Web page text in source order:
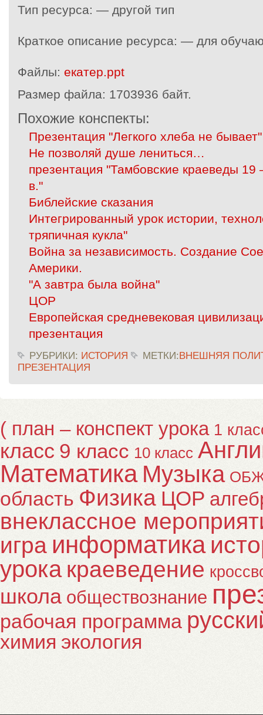
Тип ресурса: — другой тип
Краткое описание ресурса: — для
Файлы: екатер.ppt
Размер файла: 1703936 байт.
Похожие конспекты:
Презентация "Легкого хлеба не бывает"
Не позволяй душе лениться…
презентация "Тамбовские краеведы
в."
Библейские сказания
Интегрированный урок истории,
тряпичная кукла"
Война за независимость. Создание
Америки.
"А завтра была война"
ЦОР
Европейская средневековая
презентация
РУБРИКИ: ИСТОРИЯ МЕТКИ:ВНЕШНЯЯ
ПРЕЗЕНТАЦИЯ
( план – конспект урока 1
класс 9 класс 10 класс
Математика Музыка
область Физика ЦОР
внеклассное
игра информатика
урока краеведение
школа обществознание
рабочая программа
химия экология